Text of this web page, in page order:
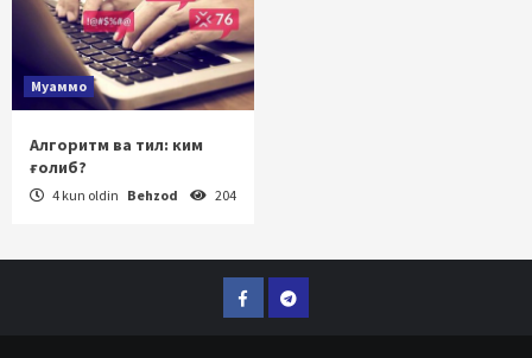
Муаммо
Алгоритм ва тил: ким
ғолиб?
4 kun oldin Behzod 204
FacebookTelegram